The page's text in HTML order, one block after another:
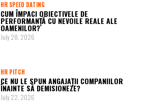
HR SPEED DATING
CUM ÎMPACI OBIECTIVELE DE
PERFORMANȚĂ CU NEVOILE REALE ALE
OAMENILOR?
July 28, 2026
HR PITCH
CE NU LE SPUN ANGAJAȚII COMPANIILOR
ÎNAINTE SĂ DEMISIONEZE?
July 22, 2026